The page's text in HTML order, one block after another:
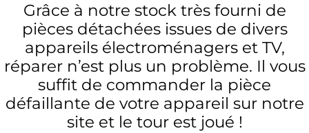
Grâce à notre stock très fourni de
pièces détachées issues de divers
appareils électroménagers et TV,
réparer n’est plus un problème. Il vous
suffit de commander la pièce
défaillante de votre appareil sur notre
site et le tour est joué !